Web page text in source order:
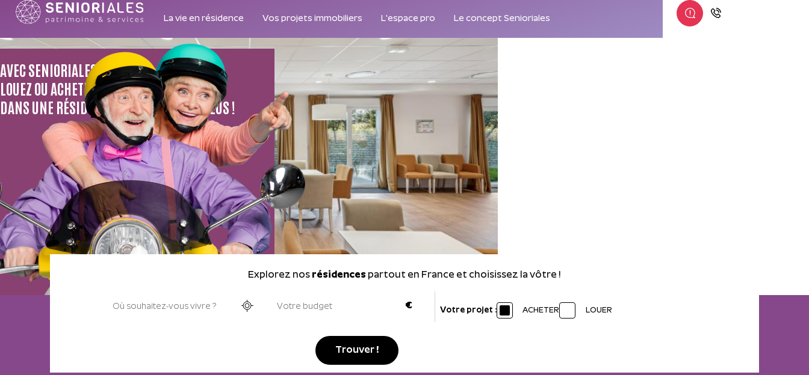
La vie en résidence Vos projets immobiliers L'espace pro Le concept Senioriales
LA RÉSIDENCE SENIOR EN TOUTE AUTONOMIE
Un choix de vie ou d'investissement porteur de sens
Explorez nos résidences partout en France et choisissez la vôtre !
Votre projet : ACHETER LOUER
Trouver !